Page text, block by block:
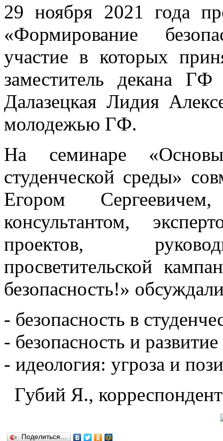
29 ноября 2021 года
«Формирование
участие в которых
заместитель декана
Далазецкая Лидия
молодежью ГФ.
На семинаре
студенческой среды»
Егором
консультантом,
проектов,
просветительской
безопасность!»
- безопасность в
- безопасность и
- идеология: угроза и
Губий Я.,
Поделиться…